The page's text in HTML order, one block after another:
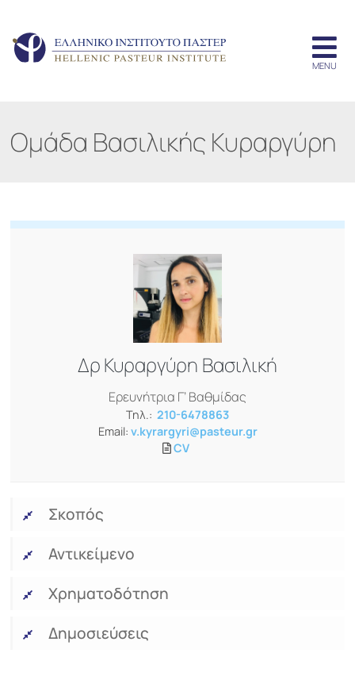
Ομάδα Βασιλικής Κυραργύρη
ΔρΚυραργύρη Βασιλική
Ερευνήτρια Γ’ Βαθμίδας
Τηλ.: 210-6478863
Email: v.kyrargyri@pasteur.gr
CV
Σκοπός
Αντικείμενο
Χρηματοδότηση
Δημοσιεύσεις